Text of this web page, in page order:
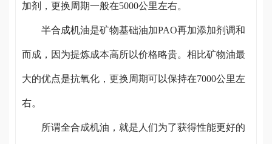
加剂，更换周期一般在5000公里左右。
半合成机油是矿物基础油加PAO再加添加剂调和
而成，因为提炼成本高所以价格略贵。相比矿物油最
大的优点是抗氧化，更换周期可以保持在7000公里左
右。
所谓全合成机油，就是人们为了获得性能更好的